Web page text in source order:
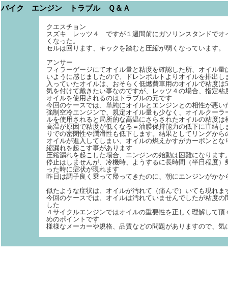
バイク エンジン トラブル Ｑ＆Ａ
クエスチョン
スズキ レッツ４ ですが１週間前にガソリンスタンドでオ
くなった。
セルは回ります、キックを踏むと圧縮が弱くなっています。
アンサー
フィラーゲージにてオイル量と粘度を確認した所、オイル
いように感じましたので、ドレンボルトよりオイルを排出し
入っていたオイルは、おそらく低燃費車用のオイルで粘度は
気を付けて戴きたい事なのですが、レッツ４の場合、指定
オイルを使用されるのはトラブルの元です
今回のケースでは、単純にオイルとエンジンとの相性が悪い
強制空冷エンジンで、規定オイル量も少なく、オイルクー
ルを使用されると局所的な高温にさらされたオイルの粘度は
高温が原因で粘度が低くなる＝油膜保持能力の低下に直結
りでの密閉性や潤滑性も低下します。結果としてリングか
オイルが進入してしまい、オイルの燃えかすがカーボンと
縮漏れを起こす事があります
圧縮漏れを起こした場合、エンジンの始動は困難になりま
停止はしませんが、冷機時、ようするに長時間（半日程度
った時に症状が現れます
昨日は調子良く乗って帰ってきたのに、朝にエンジンがか
似たような症状は、オイルが汚れて（痛んで）いても現れま
今回のケースでは、オイルは汚れていませんでしたが粘度
した
４サイクルエンジンではオイルの重要性を正しく理解して
めのポイントです
様様なメーカーや規格、品質などの問題がありますので、